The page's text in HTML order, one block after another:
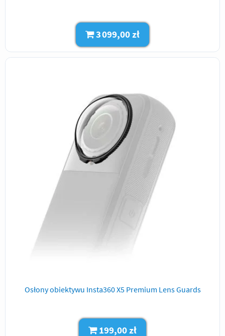
3 099,00 zł
Osłony obiektywu Insta360 X5 Premium Lens Guards
199,00 zł